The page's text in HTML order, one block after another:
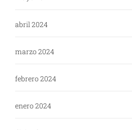
abril 2024
marzo 2024
febrero 2024
enero 2024